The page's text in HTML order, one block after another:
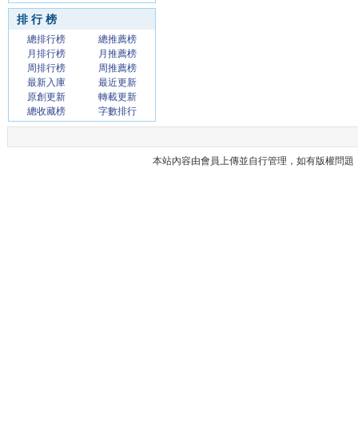
排 行 榜
總排行榜
總推薦榜
月排行榜
月推薦榜
周排行榜
周推薦榜
最新入庫
最近更新
原創更新
轉載更新
總收藏榜
字數排行
本站內容由會員上傳並自行管理，如有版權問